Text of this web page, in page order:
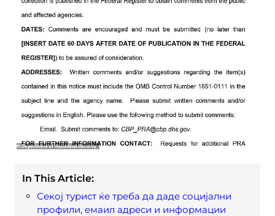
In This Article:
Секој турист ќе треба да даде социјални
профили, емаил адреси и информации